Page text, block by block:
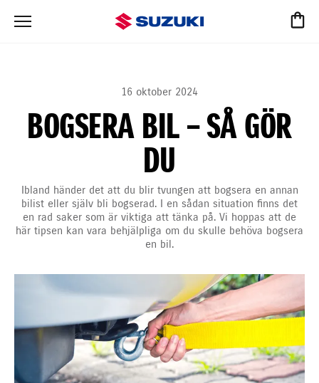
16 oktober 2024
BOGSERA BIL – SÅ GÖR
DU
Ibland händer det att du blir tvungen att bogsera en annan
bilist eller själv bli bogserad. I en sådan situation finns det
en rad saker som är viktiga att tänka på. Vi hoppas att de
här tipsen kan vara behjälpliga om du skulle behöva bogsera
en bil.